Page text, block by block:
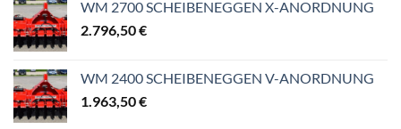
WM 2700 SCHEIBENEGGEN X-ANORDNUNG
2.796,50€
WM 2400 SCHEIBENEGGEN V-ANORDNUNG
1.963,50€